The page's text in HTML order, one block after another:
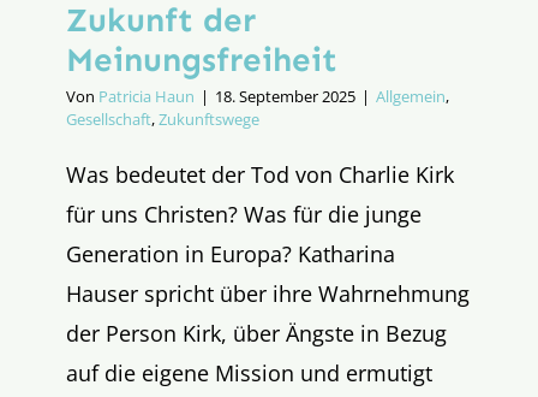
Zukunft der
Meinungsfreiheit
Von Patricia Haun | 18. September 2025 | Allgemein,
Gesellschaft,Zukunftswege
Was bedeutet der Tod von Charlie Kirk
für uns Christen? Was für die junge
Generation in Europa? Katharina
Hauser spricht über ihre Wahrnehmung
der Person Kirk, über Ängste in Bezug
auf die eigene Mission und ermutigt